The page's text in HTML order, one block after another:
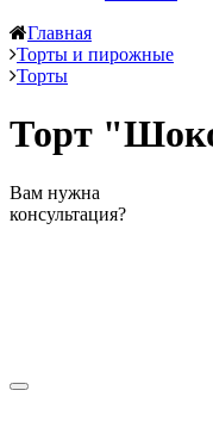
Главная
Торты и пирожные
Торты
Торт
Вам нужна
консультация?